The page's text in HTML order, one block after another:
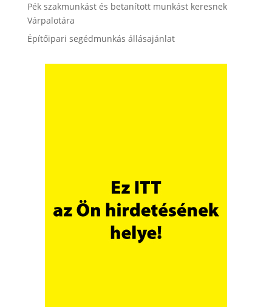
Pék szakmunkást és betanított munkást keresnek
Várpalotára
Építőipari segédmunkás állásajánlat